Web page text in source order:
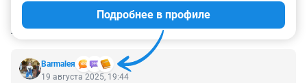
КОММЕНТАРИИ 42
Barmaleя
Подробнее в профиле
19 августа 2025, 19:44